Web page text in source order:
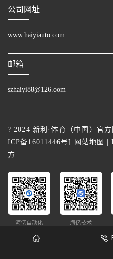
公司网址
www.haiyiauto.com
邮箱
szhaiyi88@126.com
? 2024 新利·体育（中国）官
ICP备16011446号] 网站地图 |
方
海亿自动化 海亿技术